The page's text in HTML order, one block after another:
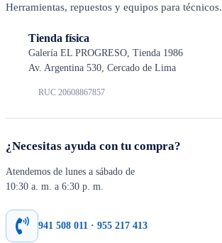
Herramientas, repuestos y equipos para técnicos.
Tienda física
Galería EL PROGRESO, Tienda 1986
Av. Argentina 530, Cercado de Lima
RUC 20608867857
¿Necesitas ayuda con tu compra?
Atendemos de lunes a sábado de
10:30 a. m. a 6:30 p. m.
941 508 011 · 955 217 413